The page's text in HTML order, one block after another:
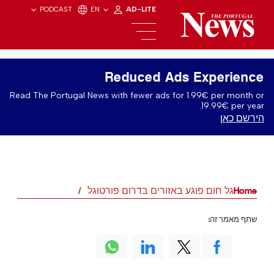
PODCAST EN AD-LITE
Reduced Ads Experience
Read The Portugal News with fewer ads for 1.99€ per month or
19.99€ per year.
הירשם כאן
Homeגל חום פוגע באזורים בדרום פורטוגל
שתף מאמר זה: